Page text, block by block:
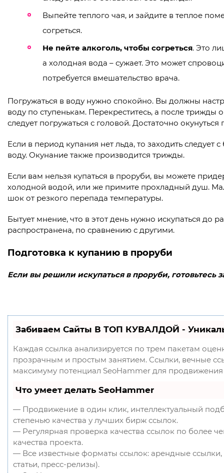
Выпейте теплого чая, и зайдите в теплое
согреться.
Не пейте алкоголь, чтобы согреться. Это
а холодная вода – сужает. Это может
потребуется вмешательство врача.
Погружаться в воду нужно спокойно. Вы должны
воду по ступенькам. Перекреститесь, а после трижды
следует погружаться с головой. Достаточно
Если в период купания нет льда, то заходить следует
воду. Окунание также производится трижды.
Если вам нельзя купаться в проруби, вы можете
холодной водой, или же примите прохладный душ.
шок от резкого перепада температуры.
Бытует мнение, что в этот день нужно искупаться до
распространена, по сравнению с другими.
Подготовка к купанию в проруби
Если вы решили искупаться в проруби, готовьтесь
Забиваем Сайты В ТОП КУВАЛДОЙ -
Каждая ссылка анализируется по трем пакетам
прозрачным и простым занятием. Ссылки, вечные
максимуму потенциал SeoHammer для продвижения
Что умеет делать SeoHammer
— Продвижение в один клик, интеллектуальный
степенью качества у лучших бирж ссылок.
— Регулярная проверка качества ссылок по более
качества проекта.
— Все известные форматы ссылок: арендные
статьи, пресс-релизы).